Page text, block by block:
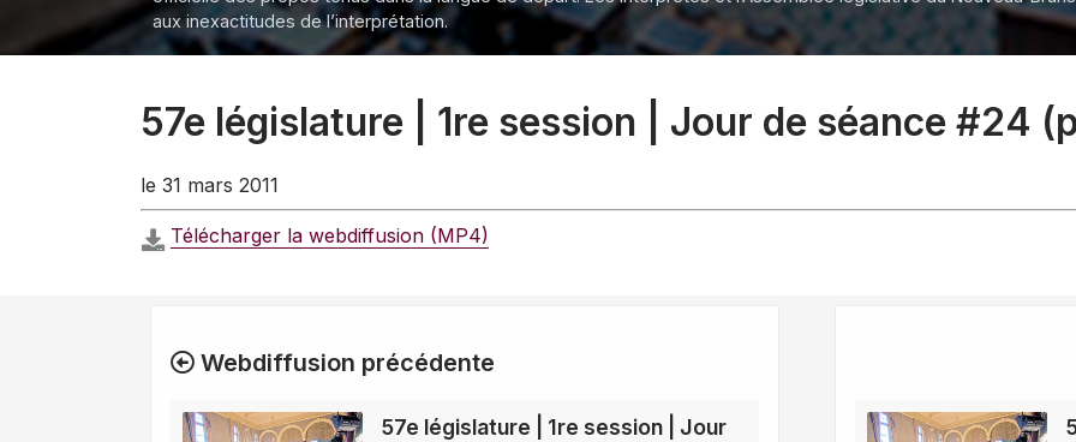
aux inexactitudes de l’interprétation.
57e législature | 1re session | Jour de séance #24
le 31 mars 2011
Télécharger la webdiffusion (MP4)
Webdiffusion précédente
57e législature | 1re session | Jour